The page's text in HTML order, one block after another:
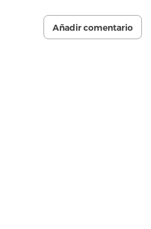
Añadir comentario